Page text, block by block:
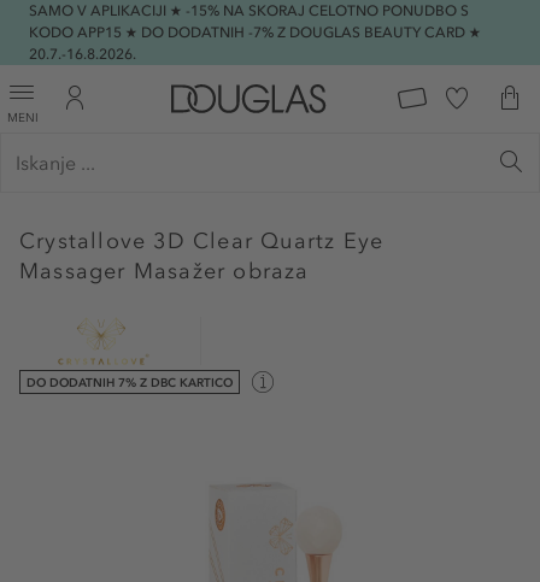
SAMO V APLIKACIJI ★ -15% NA SKORAJ CELOTNO PONUDBO S
KODO APP15 ★ DO DODATNIH -7% Z DOUGLAS BEAUTY CARD ★
20.7.-16.8.2026.
MENI
Crystallove 3D Clear Quartz Eye
Massager Masažer obraza
DO DODATNIH 7% Z DBC KARTICO